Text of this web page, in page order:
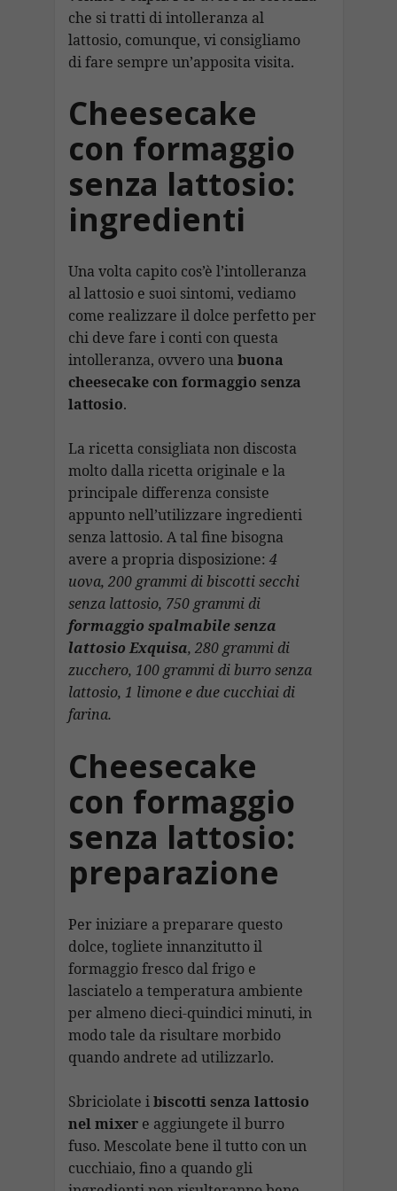
che si tratti di intolleranza al
lattosio, comunque, vi consigliamo
di fare sempre un’apposita visita.
Cheesecake
con formaggio
senza lattosio:
ingredienti
Una volta capito cos’è l’intolleranza
al lattosio e suoi sintomi, vediamo
come realizzare il dolce perfetto per
chi deve fare i conti con questa
intolleranza, ovvero unabuona
cheesecake con formaggio senza
lattosio.
La ricetta consigliata non discosta
molto dalla ricetta originale e la
principale differenza consiste
appunto nell’utilizzare ingredienti
senza lattosio. A tal fine bisogna
avere a propria disposizione: 4
uova, 200 grammi di biscotti secchi
senza lattosio, 750 grammi di
formaggio spalmabile senza
lattosio Exquisa, 280 grammi di
zucchero, 100 grammi di burro senza
lattosio, 1 limone e due cucchiai di
farina.
Cheesecake
con formaggio
senza lattosio:
preparazione
Per iniziare a preparare questo
dolce, togliete innanzitutto il
formaggio fresco dal frigo e
lasciatelo a temperatura ambiente
per almeno dieci-quindici minuti, in
modo tale da risultare morbido
quando andrete ad utilizzarlo.
Sbriciolate ibiscotti senza lattosio
nel mixer e aggiungete il burro
fuso. Mescolate bene il tutto con un
cucchiaio, fino a quando gli